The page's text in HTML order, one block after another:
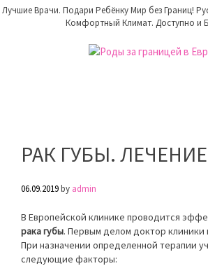
Лучшие Врачи. Подари Ребёнку Мир без Границ!
Комфортный Климат. Доступно и
РАК ГУБЫ. ЛЕЧЕНИЕ
06.09.2019by admin
В Европейской клинике проводится
рака губы. Первым делом доктор клиники
При назначении определенной терапии
следующие факторы: